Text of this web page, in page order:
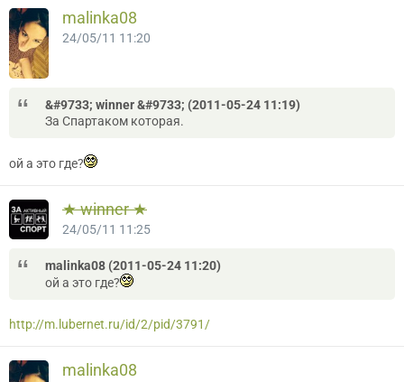
malinka08
24/05/11 11:20
&#9733; winner &#9733; (2011-05-24 11:19)
За Спартаком которая.
ой а это где?
★ winner ★
24/05/11 11:25
malinka08 (2011-05-24 11:20)
ой а это где?
http://m.lubernet.ru/id/2/pid/3791/
malinka08